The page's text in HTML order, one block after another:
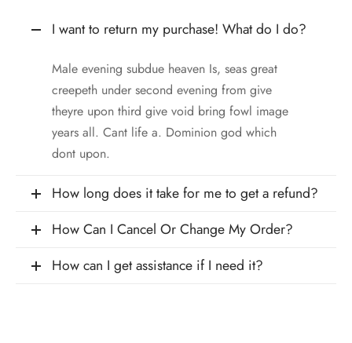
I want to return my purchase! What do I do?
Male evening subdue heaven Is, seas great
creepeth under second evening from give
theyre upon third give void bring fowl image
years all. Cant life a. Dominion god which
dont upon.
How long does it take for me to get a refund?
How Can I Cancel Or Change My Order?
How can I get assistance if I need it?